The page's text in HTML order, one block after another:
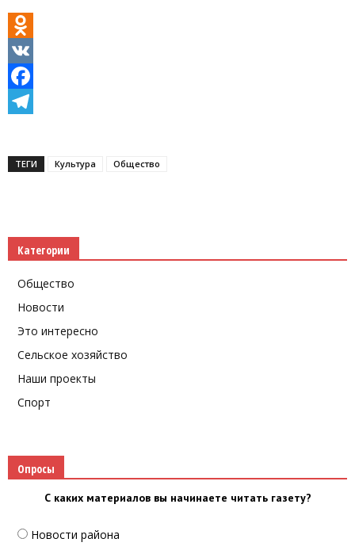
Odnoklassniki
VK
Facebook
ТЕГИ Культура Общество
Категории
Общество
Новости
Это интересно
Сельское хозяйство
Наши проекты
Спорт
Опросы
С каких материалов вы начинаете читать газету?
Новости района